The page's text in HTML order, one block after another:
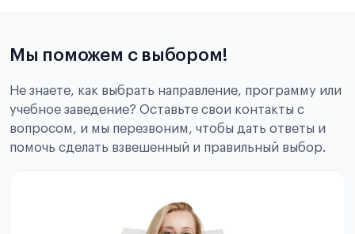
Мы поможем с выбором!
Не знаете, как выбрать направление, программу или
учебное заведение? Оставьте свои контакты с
вопросом, и мы перезвоним, чтобы дать ответы и
помочь сделать взвешенный и правильный выбор.